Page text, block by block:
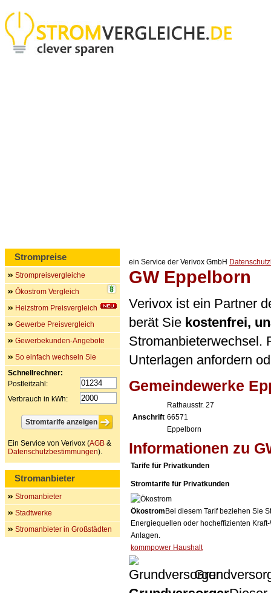
ein Service der Verivox GmbH
GW Eppelborn
Verivox ist ein Partner
berät Sie kostenfrei,
Stromanbieterwechsel.
Unterlagen anfordern
Gemeindewerke
Anschrift
Rathausstr. 27
66571
Eppelborn
Informationen zu
Tarife für Privatkunden
Stromtarife für Privatkunden
Ökostrom Bei diesem Tarif beziehen Sie
Energiequellen oder hocheffizienten
Anlagen.
kommpower Haushalt
Strompreise
Strompreisvergleiche
Ökostrom Vergleich
Heizstrom Preisvergleich
Gewerbe Preisvergleich
Gewerbekunden-Angebote
So einfach wechseln Sie
Schnellrechner:
Postleitzahl:
Verbrauch in kWh:
Ein Service von Verivox (AGB &
Datenschutzbestimmungen).
Stromanbieter
Stromanbieter
Stadtwerke
Stromanbieter in Großstädten